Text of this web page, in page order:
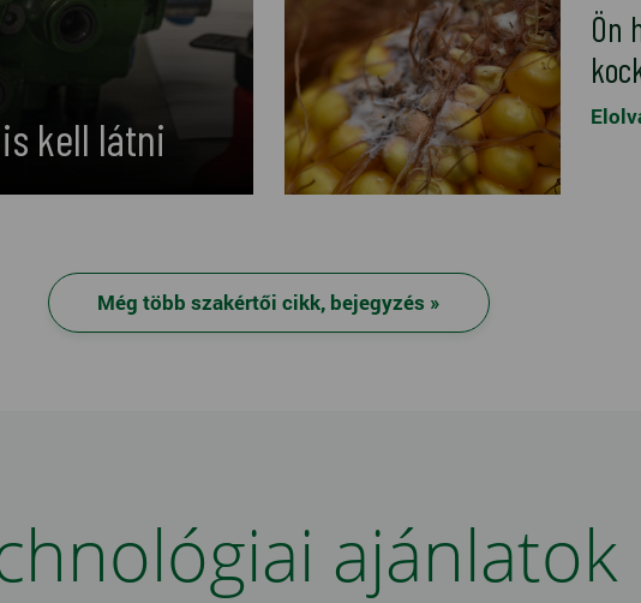
kell látni
Ön
Még több szakértői cikk, bejegyzés »
ajánlatok